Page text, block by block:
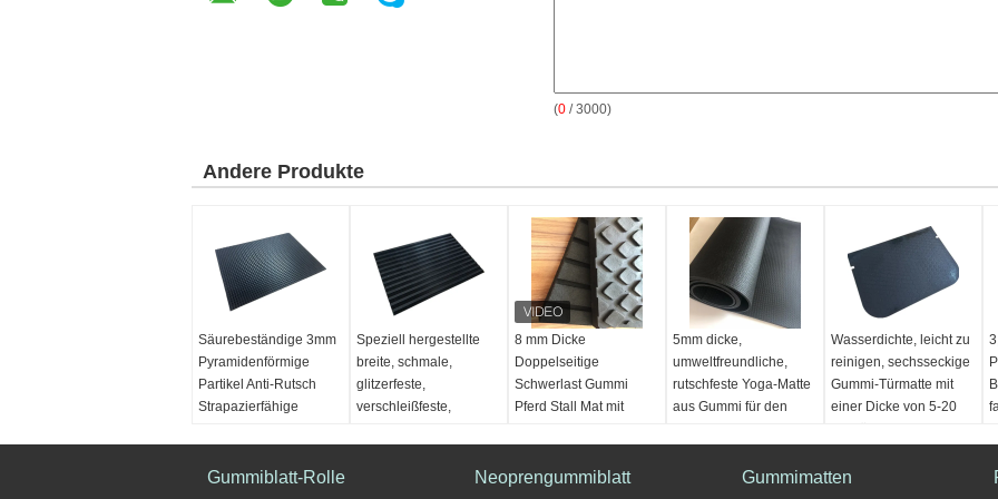
(0 / 3000)
Andere Produkte
Säurebeständige 3mm
Pyramidenförmige
Partikel Anti-Rutsch
Strapazierfähige
Oberflächenmuster:
Speziell hergestellte
breite, schmale,
glitzerfeste,
verschleißfeste,
8 mm Dicke
Doppelseitige
Schwerlast Gummi
Pferd Stall Mat mit
Dicke: 8mm
5mm dicke,
umweltfreundliche,
rutschfeste Yoga-Matte
aus Gummi für den
3MM, 4MM,
Wasserdichte, leicht zu
reinigen, sechsseckige
Gummi-Türmatte mit
einer Dicke von 5-20
Material:
Gummiblatt-Rolle Neoprengummiblatt Gummimatten